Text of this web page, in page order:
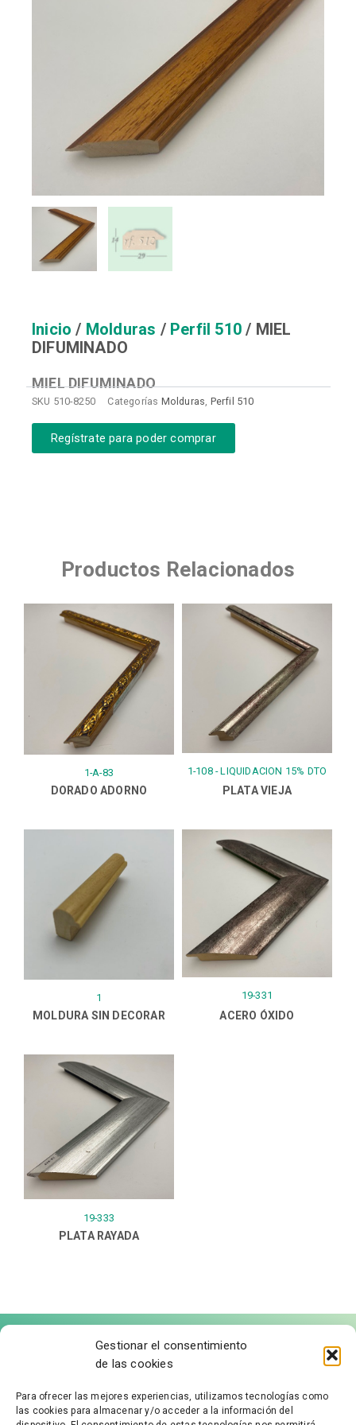
Gestionar el consentimiento
de las cookies
Para ofrecer las mejores experiencias, utilizamos tecnologías como
las cookies para almacenar y/o acceder a la información del
Inicio / Molduras / Perfil 510 / MIEL
DIFUMINADO
MIEL DIFUMINADO
SKU 510-8250 Categorías Molduras, Perfil 510
Regístrate para poder comprar
Productos Relacionados
1-A-83
DORADO ADORNO
1-108 - LIQUIDACION 15% DTO
PLATA VIEJA
1
MOLDURA SIN DECORAR
19-331
ACERO ÓXIDO
19-333
PLATA RAYADA
FÁBRICA DE MOLDURAS